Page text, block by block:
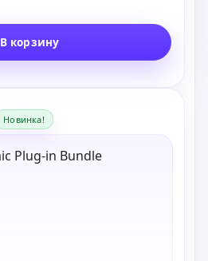
В корзину
Новинка!